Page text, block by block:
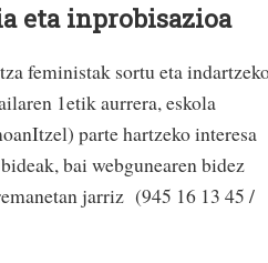
eta inprobisazioa
feministak sortu eta
1etik aurrera, eskola
parte hartzeko interesa
bai webgunearen bidez
jarriz (945 16 13 45 /